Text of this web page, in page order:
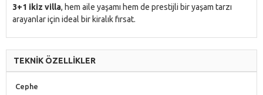
3+1 ikiz villa, hem aile yaşamı hem de prestijli bir yaşam tarzı
arayanlar için ideal bir kiralık fırsat.
TEKNİK ÖZELLİKLER
Cephe